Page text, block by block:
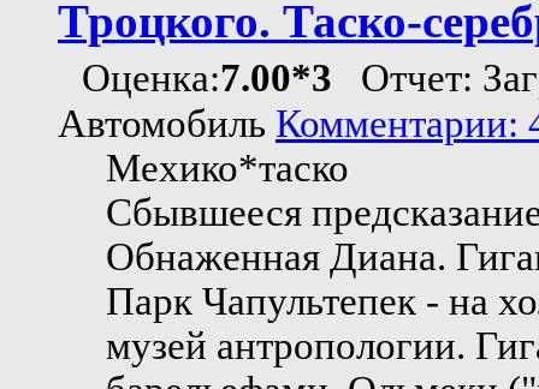
Троцкого. Таско-
Оценка:7.00*3 Отчет:
Автомобиль Комментарии:
Мехико*таско
Сбывшееся
Обнаженная Диана.
Парк Чапультепек - на
музей антропологии.